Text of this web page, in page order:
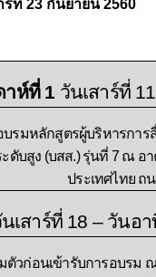
ร์ที่ 23 กันยายน 2560
าห์ที่ 1 วันเสาร์ที่
บรมหลักสูตรผู้บริหารกา
ดับสูง (บสส.) รุ่นที่ 7 ณ
ประเทศไทย ถ
เสาร์ที่ 18 – วันอ
ตัวก่อนเข้ารับการอบรม